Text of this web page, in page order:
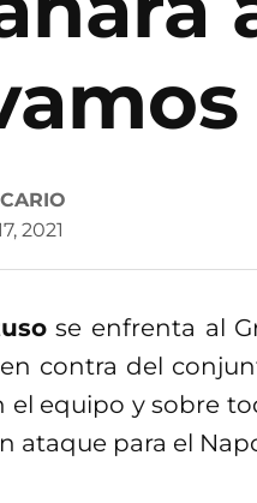
2021
se enfrenta al
contra del
el equipo y sobre
ataque para el